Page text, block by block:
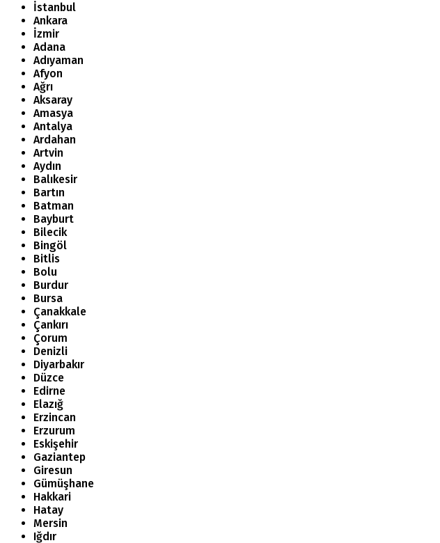
İstanbul
Ankara
İzmir
Adana
Adıyaman
Afyon
Ağrı
Aksaray
Amasya
Antalya
Ardahan
Artvin
Aydın
Balıkesir
Bartın
Batman
Bayburt
Bilecik
Bingöl
Bitlis
Bolu
Burdur
Bursa
Çanakkale
Çankırı
Çorum
Denizli
Diyarbakır
Düzce
Edirne
Elazığ
Erzincan
Erzurum
Eskişehir
Gaziantep
Giresun
Gümüşhane
Hakkari
Hatay
Mersin
Iğdır